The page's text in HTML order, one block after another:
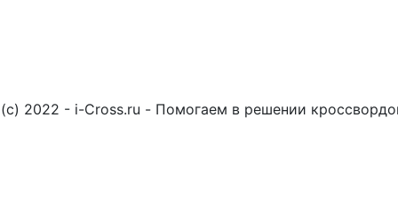
(c) 2022 - i-Cross.ru - Помогаем в решении